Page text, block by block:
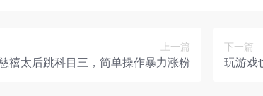
上一篇
禧太后跳科目三，简单操作暴力涨粉
下一篇
玩游戏